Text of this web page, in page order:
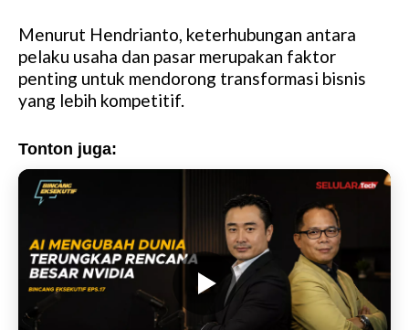
Menurut Hendrianto, keterhubungan antara
pelaku usaha dan pasar merupakan faktor
penting untuk mendorong transformasi bisnis
yang lebih kompetitif.
Tonton juga: